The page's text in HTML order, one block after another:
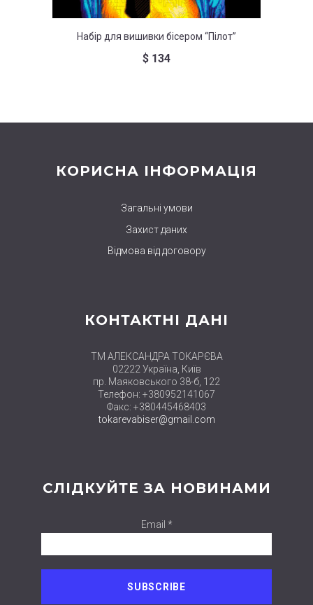
Набір для вишивки бісером “Пілот”
$ 134
КОРИСНА ІНФОРМАЦІЯ
Загальні умови
Захист даних
Відмова від договору
КОНТАКТНІ ДАНІ
ТМ АЛЕКСАНДРА ТОКАРЄВА
02222 Україна, Київ
пр. Маяковського 38-б, 122
Телефон: +380952141067
Факс: +380445468403
tokarevabiser@gmail.com
СЛІДКУЙТЕ ЗА НОВИНАМИ
Email *